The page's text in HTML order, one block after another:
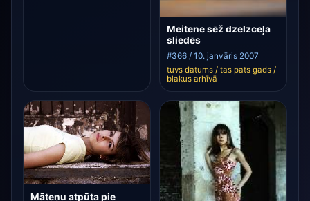
Meitene sēž dzelzceļa
sliedēs
#366 / 10. janvāris 2007
tuvs datums / tas pats gads /
blakus arhīvā
Māteņu atpūta pie